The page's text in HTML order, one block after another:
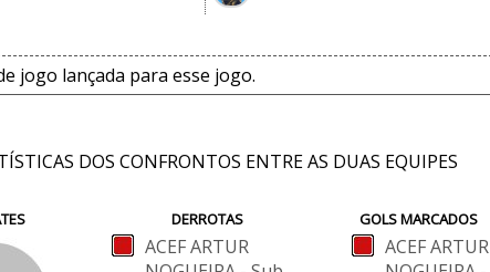
jogo lançada para esse jogo.
DOS CONFRONTOS ENTRE AS DUAS EQUIPES
DERROTAS
ACEF ARTUR
GOLS MARCADOS
ACEF ARTUR